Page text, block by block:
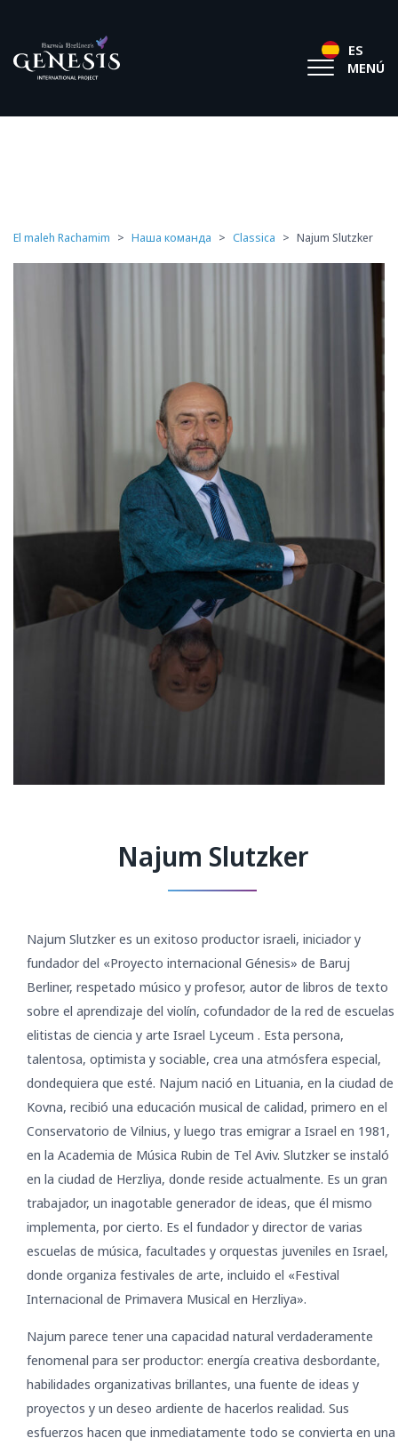
MENÚ
ES
El maleh Rachamim > Наша команда > Classica > Najum Slutzker
Najum Slutzker
Najum Slutzker es un exitoso productor israeli, iniciador y
fundador del «Proyecto internacional Génesis» de Baruj
Berliner, respetado músico y profesor, autor de libros de texto
sobre el aprendizaje del violín, cofundador de la red de escuelas
elitistas de ciencia y arte Israel Lyceum . Esta persona,
talentosa, optimista y sociable, crea una atmósfera especial,
dondequiera que esté. Najum nació en Lituania, en la ciudad de
Kovna, recibió una educación musical de calidad, primero en el
Conservatorio de Vilnius, y luego tras emigrar a Israel en 1981,
en la Academia de Música Rubin de Tel Aviv. Slutzker se instaló
en la ciudad de Herzliya, donde reside actualmente. Es un gran
trabajador, un inagotable generador de ideas, que él mismo
implementa, por cierto. Es el fundador y director de varias
escuelas de música, facultades y orquestas juveniles en Israel,
donde organiza festivales de arte, incluido el «Festival
Internacional de Primavera Musical en Herzliya».
Najum parece tener una capacidad natural verdaderamente
fenomenal para ser productor: energía creativa desbordante,
habilidades organizativas brillantes, una fuente de ideas y
proyectos y un deseo ardiente de hacerlos realidad. Sus
esfuerzos hacen que inmediatamente todo se convierta en una